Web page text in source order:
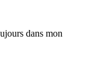
dans mon